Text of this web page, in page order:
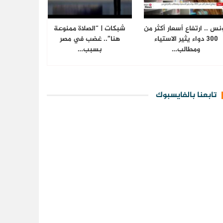
.. ارتفاع أسعار أكثر من
300 دواء يثير الاستياء
ومطالب…
شبكات | “الصلاة ممنوعة
هنا”.. غضب في مصر
بسبب…
تابعنا بالفايسبوك